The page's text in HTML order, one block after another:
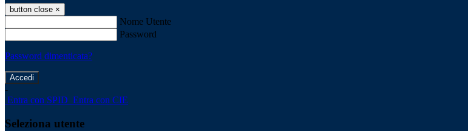
button close ×
Nome Utente
Password
Password dimenticata?
-
Entra con SPID Entra con CIE
Seleziona utente